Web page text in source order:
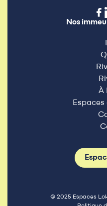
Nos
À
© 2025 Espaces